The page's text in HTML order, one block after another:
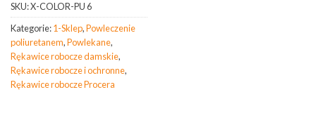
SKU:X-COLOR-PU 6
Kategorie:1-Sklep,Powleczenie
poliuretanem,Powlekane,
Rękawice robocze damskie,
Rękawice robocze i ochronne,
Rękawice robocze Procera